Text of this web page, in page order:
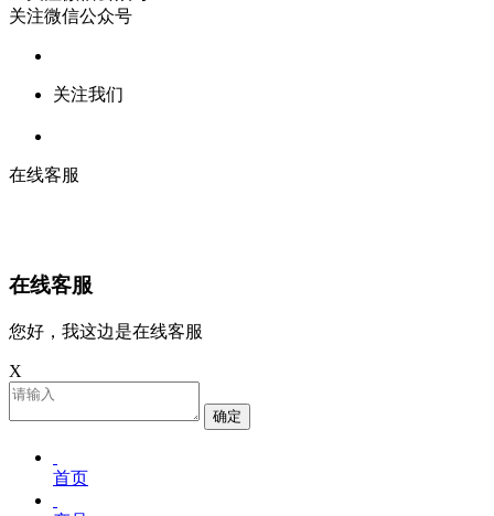
关注微信公众号
关注我们
在线客服
在线客服
您好，我这边是在线客服
X
确定
首页